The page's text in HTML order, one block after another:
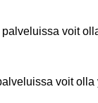
palveluissa voit
voit olla